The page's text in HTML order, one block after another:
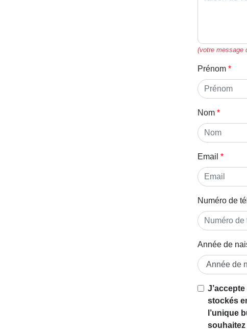
(votre message
Prénom
Nom
Email
Numéro de
Année de
stockés
l’unique